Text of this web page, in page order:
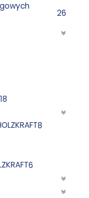
26
18
8
6